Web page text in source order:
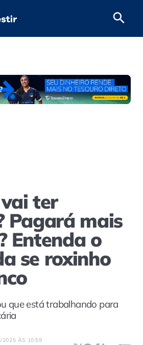
ter
Pagará mais
Entenda o
se roxinho
que está trabalhando para
2025 ÀS 10:59